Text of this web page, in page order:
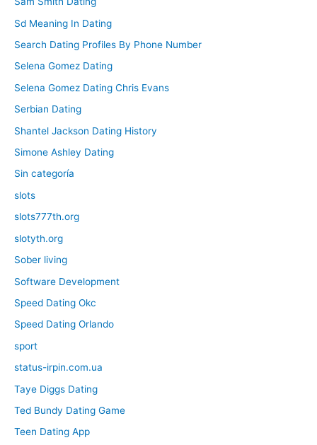
Sd Meaning In Dating
Search Dating Profiles By Phone Number
Selena Gomez Dating
Selena Gomez Dating Chris Evans
Serbian Dating
Shantel Jackson Dating History
Simone Ashley Dating
Sin categoría
slots
slots777th.org
slotyth.org
Sober living
Software Development
Speed Dating Okc
Speed Dating Orlando
sport
status-irpin.com.ua
Taye Diggs Dating
Ted Bundy Dating Game
Teen Dating App